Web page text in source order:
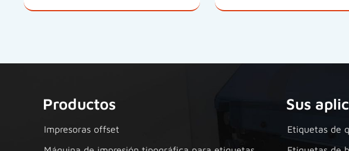
Productos
Impresoras offset
Sus
Etiquetas de